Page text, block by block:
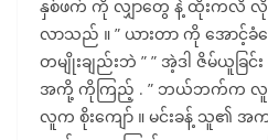
နှစ်ဖက် ကို လျှာတွေ နဲ့ ထိုးကလိ
လာသည် ။ ” ယားတာ ကို အောင့်
တမျိုးချည်းဘဲ ” ” အဲ့ဒါ ဇိမ်ယူခြ
အကို့ ကိုကြည့် . ” ဘယ်ဘက်က လူ
လူက စိုးကျော် ။ မင်းခန့် သူ၏